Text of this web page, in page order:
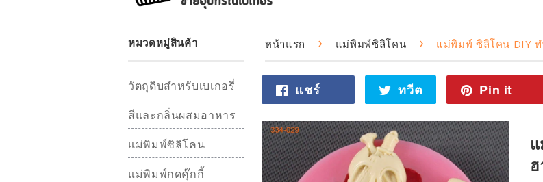
หมวดหมู่สินค้า
วัตถุดิบสำหรับเบเกอรี่
สีและกลิ่นผสมอาหาร
แม่พิมพ์ซิลิโคน
แม่พิมพ์กดคุ๊กกี้
หน้าแรก › แม่พิมพ์ซิลิโคน › แม่พิมพ์ ซิลิโคน DIY
แชร์
ไป
Facebook
ทวีต
ตไป
ทวิ
ต
เตอร์
Pin it
on